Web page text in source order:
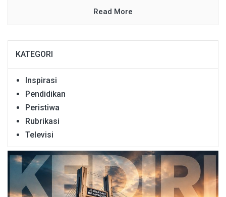
Read More
KATEGORI
Inspirasi
Pendidikan
Peristiwa
Rubrikasi
Televisi